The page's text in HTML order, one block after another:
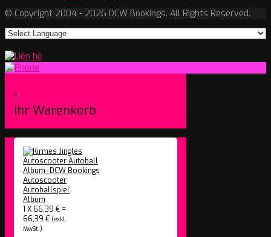
© Copyright 2004 - 2026 DCW Bookings. All Rights Reserved.
1
Ihr Warenkorb
Autoscooter
Autoballspiel
Album
1 X 66,39 € =
66,39 € (exkl.
MwSt.)